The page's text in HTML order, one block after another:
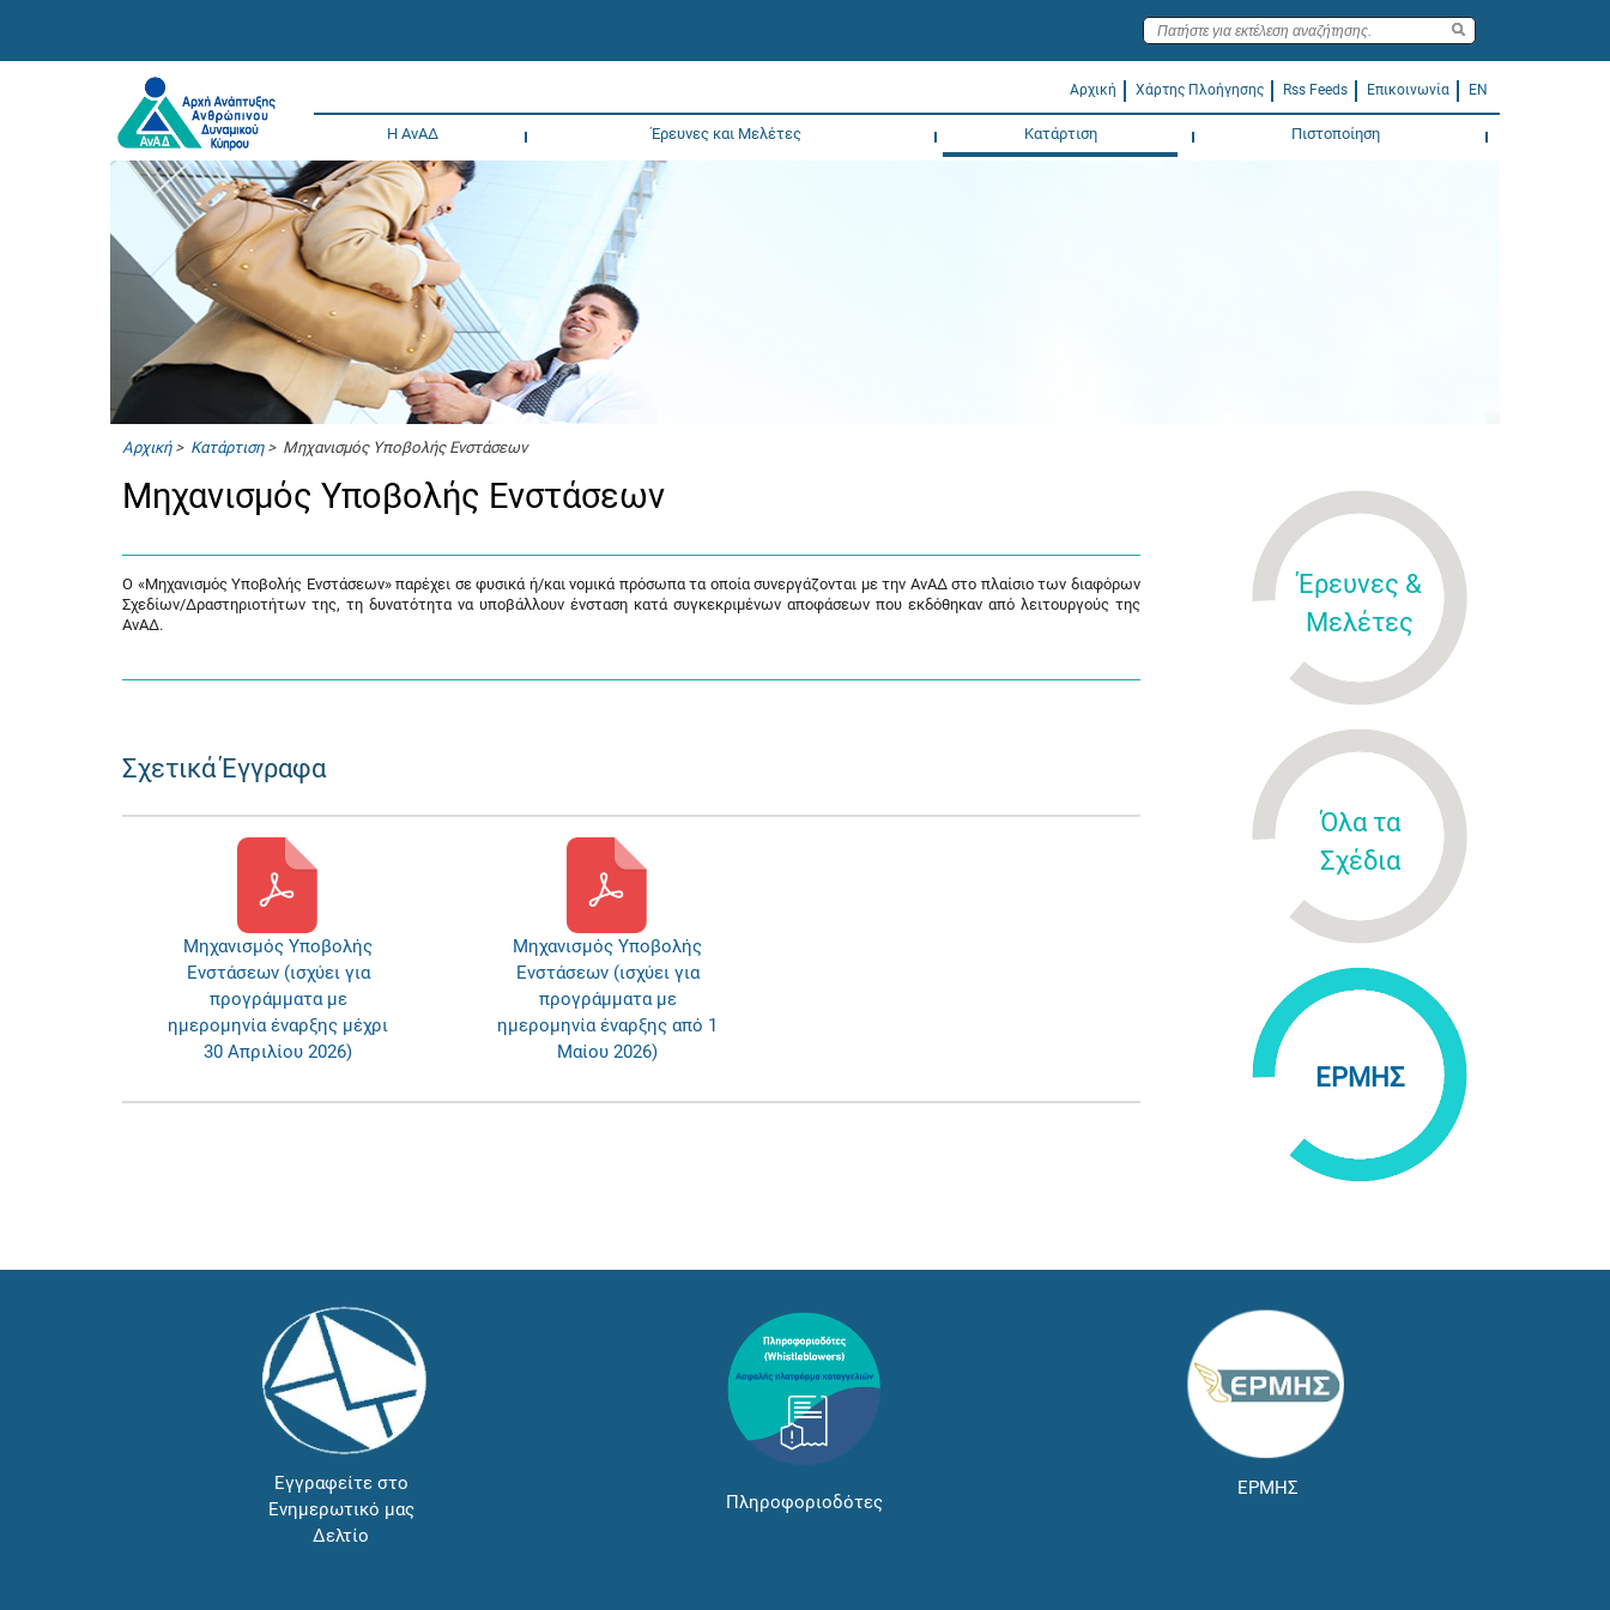
Αρχική Χάρτης Πλοήγησης Rss Feeds Επικοινωνία EN
Η ΑνΑΔ Έρευνες και Μελέτες Κατάρτιση Πιστοποίηση
Αρχική> Κατάρτιση> Μηχανισμός Υποβολής Ενστάσεων
Μηχανισμός Υποβολής Ενστάσεων
Ο «Μηχανισμός Υποβολής Ενστάσεων» παρέχει σε φυσικά ή/και νομικά πρόσωπα τα οποία συνεργάζονται με την ΑνΑΔ στο πλαίσιο των διαφόρων
Σχεδίων/Δραστηριοτήτων της, τη δυνατότητα να υποβάλλουν ένσταση κατά συγκεκριμένων αποφάσεων που εκδόθηκαν από λειτουργούς της
ΑνΑΔ.
Σχετικά Έγγραφα
Μηχανισμός Υποβολής
Ενστάσεων (ισχύει για
προγράμματα με
ημερομηνία έναρξης μέχρι
30 Απριλίου 2026)
Μηχανισμός Υποβολής
Ενστάσεων (ισχύει για
προγράμματα με
ημερομηνία έναρξης από 1
Μαίου 2026)
Έρευνες &
Μελέτες
Όλα τα
Σχέδια
ΕΡΜΗΣ
Εγγραφείτε στο
Ενημερωτικό μας
Δελτίο
Πληροφοριοδότες
ΕΡΜΗΣ